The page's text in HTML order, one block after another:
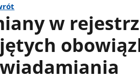
w